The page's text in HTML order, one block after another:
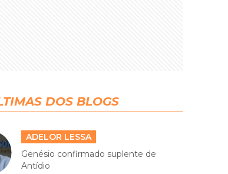
DOS BLOGS
ADELOR LESSA
Genésio confirmado suplente de
Antídio